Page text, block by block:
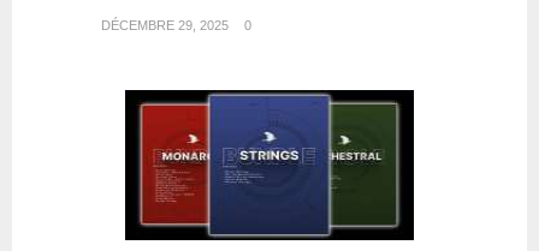
DÉCEMBRE 29, 2025 0